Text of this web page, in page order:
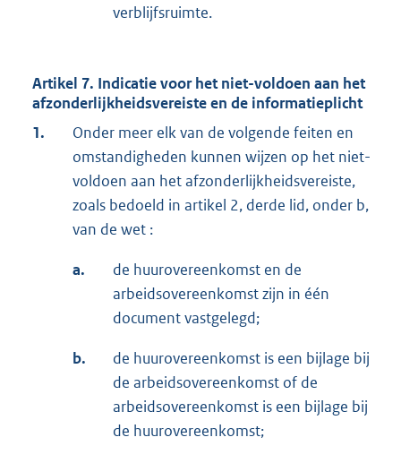
verblijfsruimte.
Artikel 7. Indicatie voor het niet-voldoen aan het
afzonderlijkheidsvereiste en de informatieplicht
1.
Onder meer elk van de volgende feiten en
omstandigheden kunnen wijzen op het niet-
voldoen aan het afzonderlijkheidsvereiste,
zoals bedoeld in artikel 2, derde lid, onder b,
van de wet :
a.
de huurovereenkomst en de
arbeidsovereenkomst zijn in één
document vastgelegd;
b.
de huurovereenkomst is een bijlage bij
de arbeidsovereenkomst of de
arbeidsovereenkomst is een bijlage bij
de huurovereenkomst;